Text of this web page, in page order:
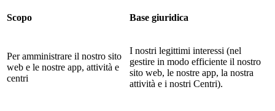
Scopo Base giuridica
Per amministrare il nostro sito
web e le nostre app, attività e
centri
I nostri legittimi interessi (nel
gestire in modo efficiente il nostro
sito web, le nostre app, la nostra
attività e i nostri Centri).